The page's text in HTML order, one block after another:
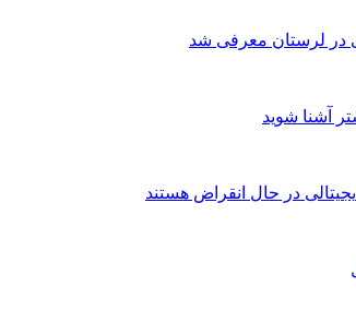
در لرستان معرفی شد
در حال انقراض هستند